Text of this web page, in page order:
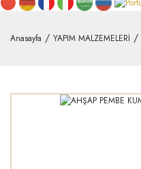
Anasayfa YAPIM MALZEMELERİ